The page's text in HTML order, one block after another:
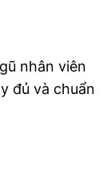
nhân viên
đủ và chuẩn